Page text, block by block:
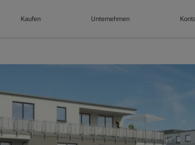
Kaufen Unternehmen